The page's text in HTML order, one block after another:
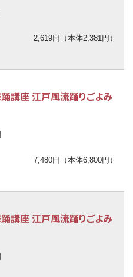
2,619円（本体2,381円）
講座 江戸風流踊りごよみ
7,480円（本体6,800円）
講座 江戸風流踊りごよみ